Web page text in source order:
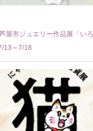
屋市ジュエリー作品展「いろ
13～7/18